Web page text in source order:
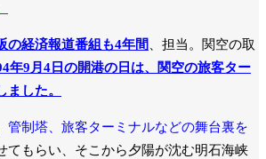
の経済報道番組も4年間 、担当。関空の取
年9月4日の開港の日は、関空の旅客ター
ました。
管制塔、旅客ターミナルなどの舞台裏を
てもらい、そこから夕陽が沈む明石海峡